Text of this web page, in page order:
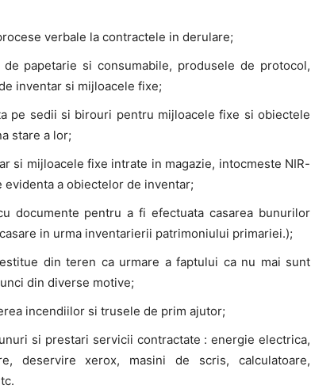
verbale la contractele in derulare;
papetarie si consumabile, produsele de protocol,
inventar si mijloacele fixe;
pe sedii si birouri pentru mijloacele fixe si obiectele
stare a lor;
si mijloacele fixe intrate in magazie, intocmeste NIR-
a obiectelor de inventar;
documente pentru a fi efectuata casarea bunurilor
in urma inventarierii patrimoniului primariei.);
din teren ca urmare a faptului ca nu mai sunt
din diverse motive;
incendiilor si trusele de prim ajutor;
si prestari servicii contractate : energie electrica,
deservire xerox, masini de scris, calculatoare,